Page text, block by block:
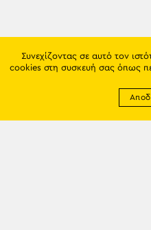
Συνεχίζοντας σε αυτό τον
cookies στη συσκευή σας όπως